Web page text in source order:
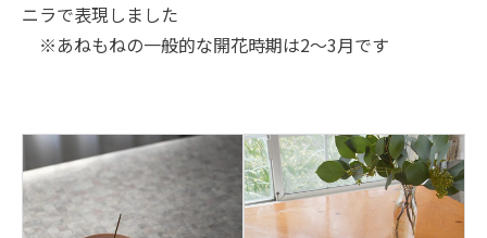
ニラで表現しました
※あねもねの一般的な開花時期は2～3月です